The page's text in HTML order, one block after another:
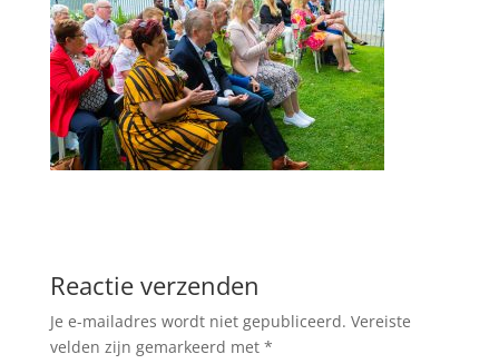
Reactie verzenden
Je e-mailadres wordt niet gepubliceerd. Vereiste
velden zijn gemarkeerd met *